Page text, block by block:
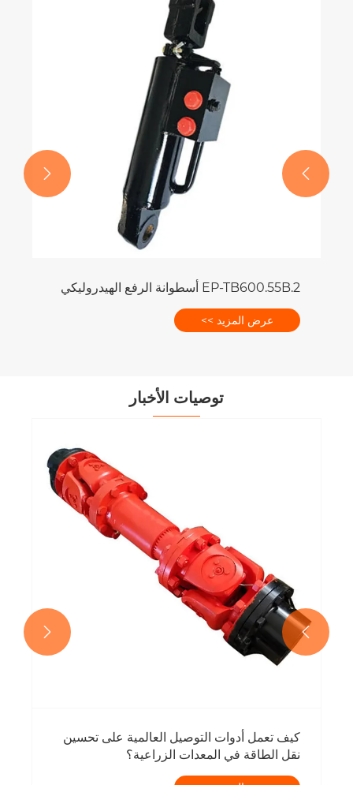
EP-TB600.55B.2 أسطوانة الرفع الهيدروليكي
عرض المزيد >>


توصيات الأخبار
كيف تعمل أدوات التوصيل العالمية على تحسين
نقل الطاقة في المعدات الزراعية؟

